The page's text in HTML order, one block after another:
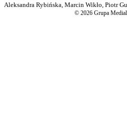
Aleksandra Rybińska, Marcin Wikło, Piotr
© 2026 Grupa